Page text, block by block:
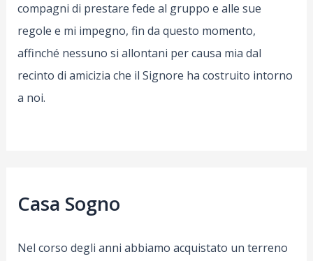
compagni di prestare fede al gruppo e alle sue
regole e mi impegno, fin da questo momento,
affinché nessuno si allontani per causa mia dal
recinto di amicizia che il Signore ha costruito intorno
a noi.
Casa Sogno
Nel corso degli anni abbiamo acquistato un terreno